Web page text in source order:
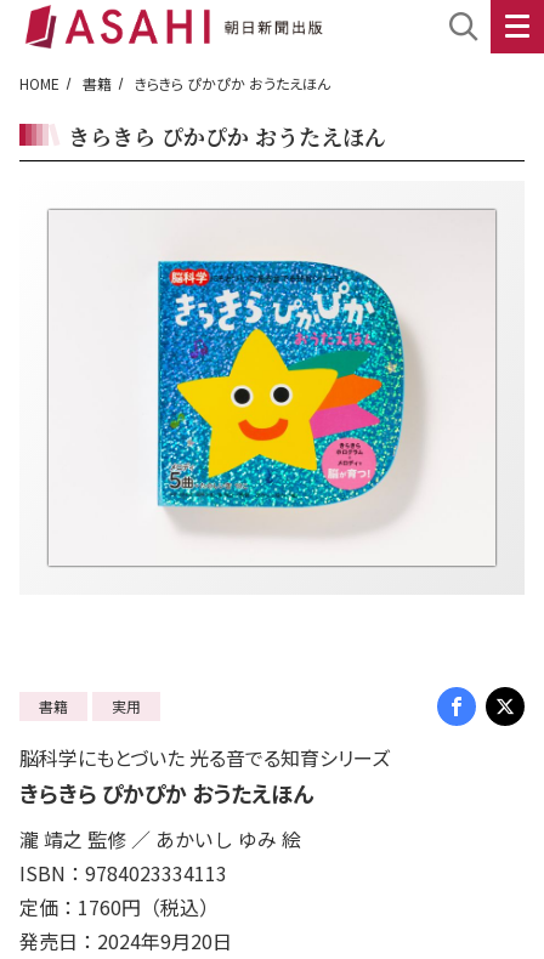
HOME 書籍 きらきら ぴかぴか おうたえほん
きらきら ぴかぴか おうたえほん
書籍 実用
脳科学にもとづいた 光る音でる知育シリーズ
きらきら ぴかぴか おうたえほん
瀧 靖之 監修 ／ あかいし ゆみ 絵
ISBN：9784023334113
定価：1760円（税込）
発売日：2024年9月20日